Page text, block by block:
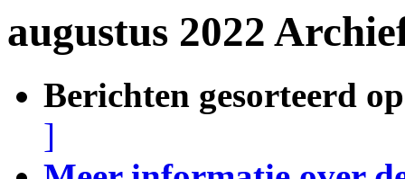
augustus 2022
Berichten gesorteerd
]